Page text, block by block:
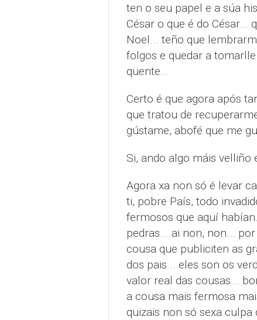
ten o seu papel e a súa
César o que é do César...
Noel... teño que
folgos e quedar a
quente…
Certo é que agora após
que tratou de
gústame, abofé que me
Si, ando algo máis
Agora xa non só é levar
ti, pobre País, todo
fermosos que aquí
pedras... ai non, non...
cousa que publiciten as
dos pais... eles son os
valor real das cousas...
a cousa mais fermosa
quizais non só sexa